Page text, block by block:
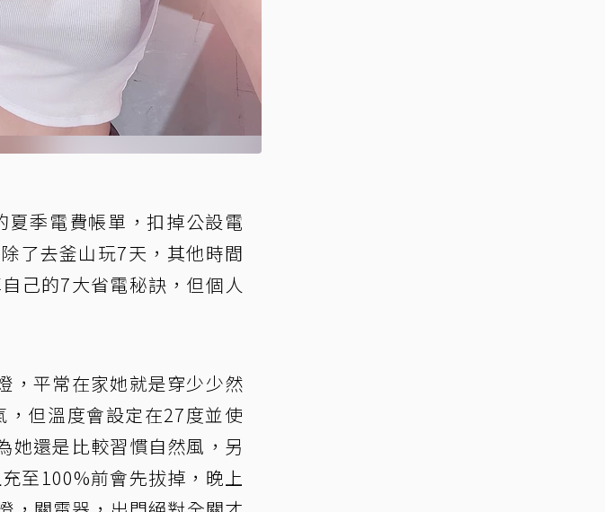
季電費帳單，扣掉公設電
了去釜山玩7天，其他時間
己的7大省電秘訣，但個人
，平常在家她就是穿少少然
但溫度會設定在27度並使
她還是比較習慣自然風，另
至100%前會先拔掉，晚上